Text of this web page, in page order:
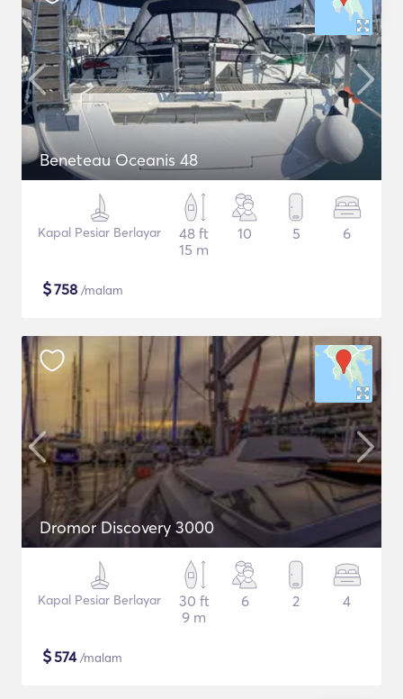
Beneteau Oceanis 48
Kapal Pesiar Berlayar
48 ft
15 m
10 5 6
$758 /malam
Dromor Discovery 3000
Kapal Pesiar Berlayar
30 ft
9 m
6 2 4
$574/malam